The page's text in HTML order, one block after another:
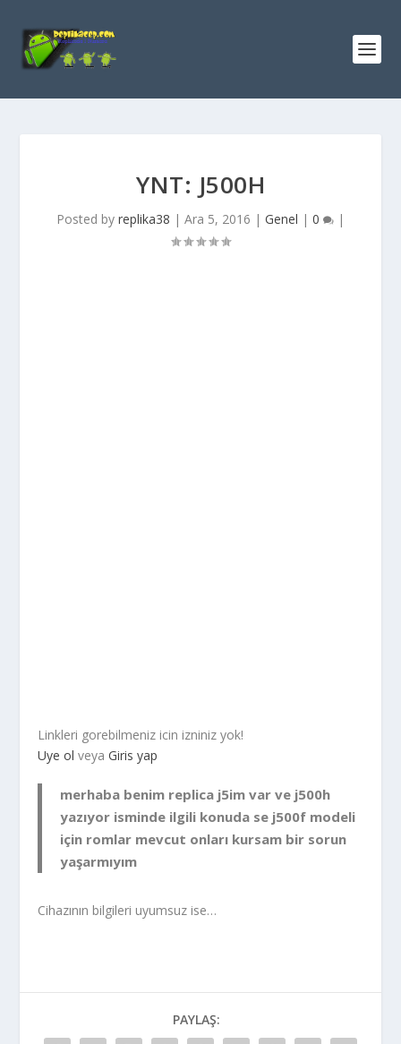
YNT: J500H
Posted by replika38 | Ara 5, 2016 | Genel | 0 |
Linkleri gorebilmeniz icin izniniz yok!
Uye ol veyaGiris yap
merhaba benim replica j5im var ve j500h
yazıyor isminde ilgili konuda se j500f modeli
için romlar mevcut onları kursam bir sorun
yaşarmıyım
Cihazının bilgileri uyumsuz ise…
PAYLAŞ: